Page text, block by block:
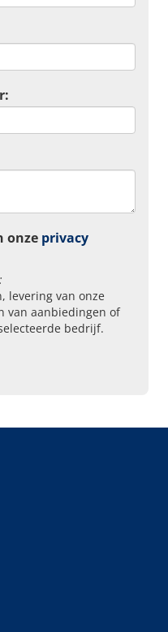
onze privacy
levering van onze
van aanbiedingen of
bedrijf.